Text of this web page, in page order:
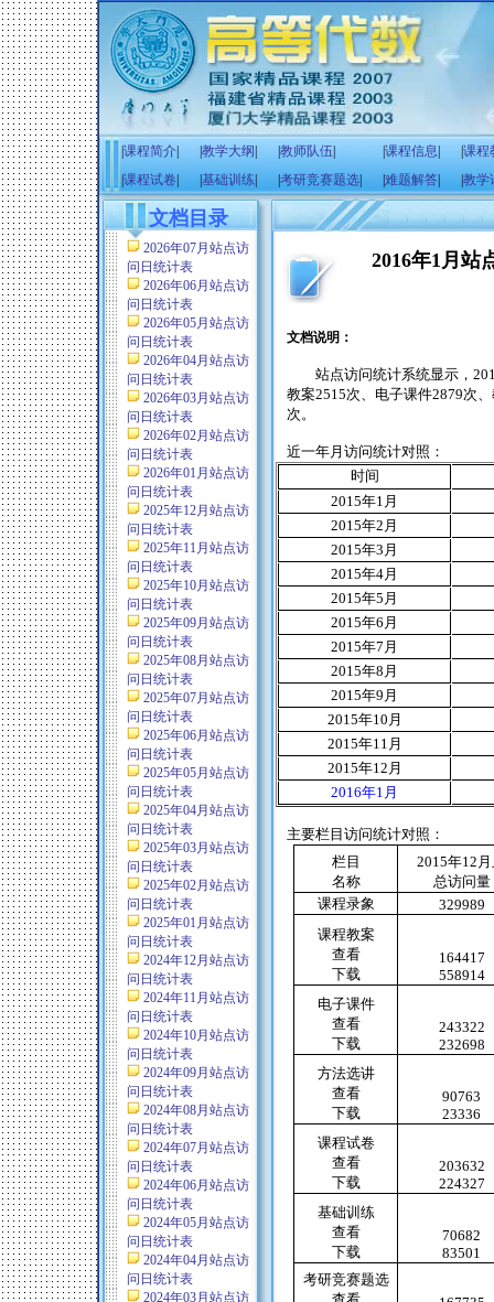
课程简介 教学大纲 教师队伍 课程信息
课程
课程试卷 基础训练 考研竞赛题选 难题解答 教学
文档目录
2026年07月站点访
问日统计表
2026年06月站点访
问日统计表
2026年05月站点访
问日统计表
2026年04月站点访
问日统计表
2026年03月站点访
问日统计表
2026年02月站点访
问日统计表
2026年01月站点访
问日统计表
2025年12月站点访
问日统计表
2025年11月站点访
问日统计表
2025年10月站点访
问日统计表
2025年09月站点访
问日统计表
2025年08月站点访
问日统计表
2025年07月站点访
问日统计表
2025年06月站点访
问日统计表
2025年05月站点访
问日统计表
2025年04月站点访
问日统计表
2025年03月站点访
问日统计表
2025年02月站点访
问日统计表
2025年01月站点访
问日统计表
2024年12月站点访
问日统计表
2024年11月站点访
问日统计表
2024年10月站点访
问日统计表
2024年09月站点访
问日统计表
2024年08月站点访
问日统计表
2024年07月站点访
问日统计表
2024年06月站点访
问日统计表
2024年05月站点访
问日统计表
2024年04月站点访
问日统计表
2024年03月站点访
2016年1月站
文档说明：
站点访问统计系统显示，
教案2515次、电子课件2879次
次。
近一年月访问统计对照：
时间
2015年1 月
2015年2 月
2015年3 月
2015年4月
2015年5 月
2015年6 月
2015年7 月
2015年8 月
2015年9 月
2015年10 月
2015年11 月
2015年12 月
2016年1 月
主要栏目访问统计对照：
栏目
名称
2015年12
总访问量
课程录象
329989
课程教案
查看
下载
164417
558914
电子课件
查看
下载
243322
232698
方法选讲
查看
下载
90763
23336
课程试卷
查看
下载
203632
224327
基础训练
查看
下载
70682
83501
考研竞赛题选